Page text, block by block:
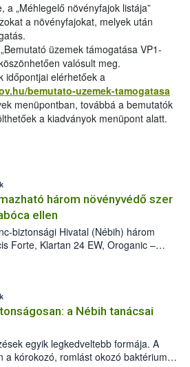
a „Méhlegelő növényfajok listája”
a növényfajokat, melyek után
üzemek támogatása VP1-
valósult meg.
időpontjai elérhetőek a
bemutato-uzemek-tamogatasa
menüpontban, továbbá a bemutatók
a kiadványok menüpont alatt.
három növényvédő szer
ellen
biztonsági Hivatal (Nébih) három
Forte, Klartan 24 EW, Oroganic –
így azok a szüretet követően,
(BBCH 91) stádiumáig
lehetőség a károsító elleni további
készítmény kis kiszerelésben kiskerti
és ökológiai termesztésben is
a Nébih tanácsai
egyik legkedveltebb formája. A
a kórokozó, romlást okozó baktériumok